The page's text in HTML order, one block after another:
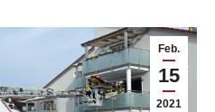
Feb.
15
2021